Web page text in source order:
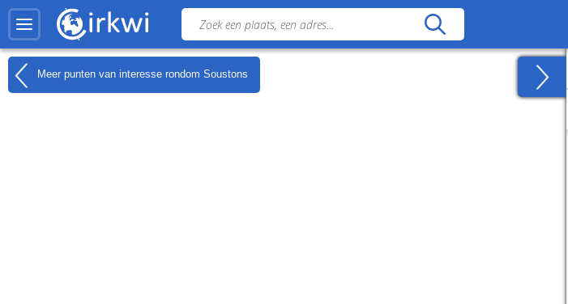
Meer punten van interesse rondom Soustons